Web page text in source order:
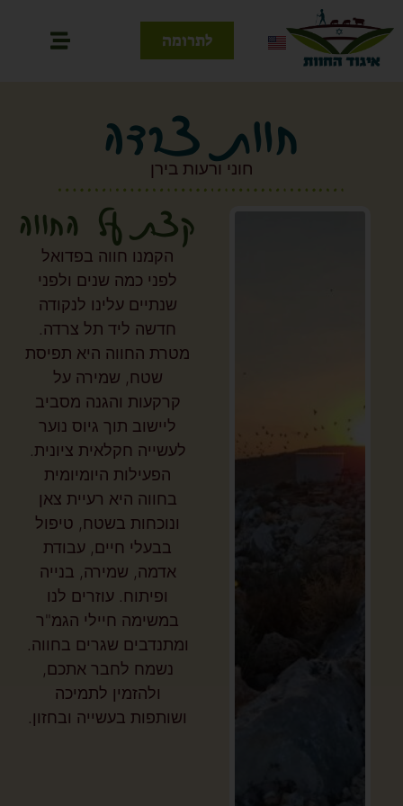
לתרומה
חוות צרדה
חוני ורעות בירן
קצת על החווה
הקמנו חווה בפדואל
לפני כמה שנים ולפני
שנתיים עלינו לנקודה
חדשה ליד תל צרדה.
מטרת החווה היא תפיסת
שטח, שמירה על
קרקעות והגנה מסביב
ליישוב תוך גיוס נוער
לעשייה חקלאית ציונית.
הפעילות היומיומית
בחווה היא רעיית צאן
ונוכחות בשטח, טיפול
בבעלי חיים, עבודת
אדמה, שמירה, בנייה
ופיתוח. עוזרים לנו
במשימה חיילי הגמ"ר
ומתנדבים שגרים בחווה.
נשמח לחבר אתכם,
ולהזמין לתמיכה
ושותפות בעשייה ובחזון.